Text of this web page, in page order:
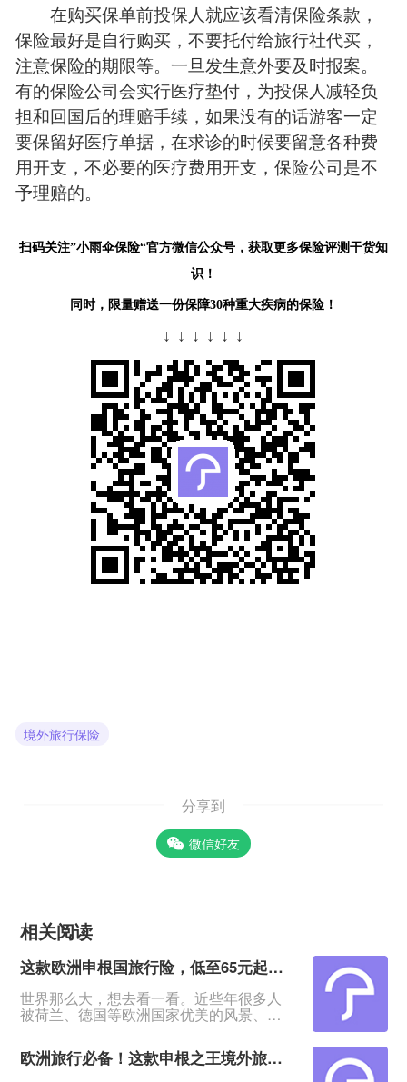
在购买保单前投保人就应该看清保险条款，
保险最好是自行购买，不要托付给旅行社代买，
注意保险的期限等。一旦发生意外要及时报案。
有的保险公司会实行医疗垫付，为投保人减轻负
担和回国后的理赔手续，如果没有的话游客一定
要保留好医疗单据，在求诊的时候要留意各种费
用开支，不必要的医疗费用开支，保险公司是不
予理赔的。
扫码关注”小雨伞保险“官方微信公众号，获取更多保险评测干货知
识！
同时，限量赠送一份保障30种重大疾病的保险！
↓ ↓ ↓ ↓ ↓ ↓
境外旅行保险
分享到
微信好友
相关阅读
这款欧洲申根国旅行险，低至65元起，最高保100万，全家都能保
世界那么大，想去看一看。近些年很多人
被荷兰、德国等欧洲国家优美的风景、安
&nbsp;但这些欧洲申根国的医疗费用可不
低，以防突发意外、疾病或者财物遗失等
欧洲旅行必备！这款申根之王境外旅行险，保障全面，低至65元起